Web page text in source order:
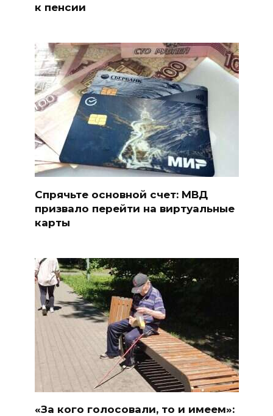
к пенсии
Спрячьте основной счет: МВД
призвало перейти на виртуальные
карты
«За кого голосовали, то и имеем»: